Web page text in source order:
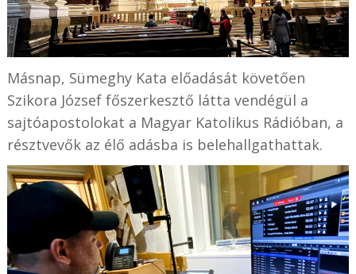
Másnap, Sümeghy Kata előadását követően
Szikora József főszerkesztő látta vendégül a
sajtóapostolokat a Magyar Katolikus Rádióban, a
résztvevők az élő adásba is belehallgathattak.